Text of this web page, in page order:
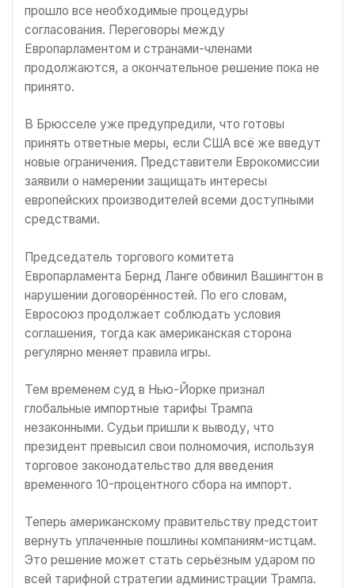
прошло все необходимые процедуры
согласования. Переговоры между
Европарламентом и странами-членами
продолжаются, а окончательное решение пока не
принято.
В Брюсселе уже предупредили, что готовы
принять ответные меры, если США всё же введут
новые ограничения. Представители Еврокомиссии
заявили о намерении защищать интересы
европейских производителей всеми доступными
средствами.
Председатель торгового комитета
Европарламента Бернд Ланге обвинил Вашингтон в
нарушении договорённостей. По его словам,
Евросоюз продолжает соблюдать условия
соглашения, тогда как американская сторона
регулярно меняет правила игры.
Тем временем суд в Нью-Йорке признал
глобальные импортные тарифы Трампа
незаконными. Судьи пришли к выводу, что
президент превысил свои полномочия, используя
торговое законодательство для введения
временного 10-процентного сбора на импорт.
Теперь американскому правительству предстоит
вернуть уплаченные пошлины компаниям-истцам.
Это решение может стать серьёзным ударом по
всей тарифной стратегии администрации Трампа.